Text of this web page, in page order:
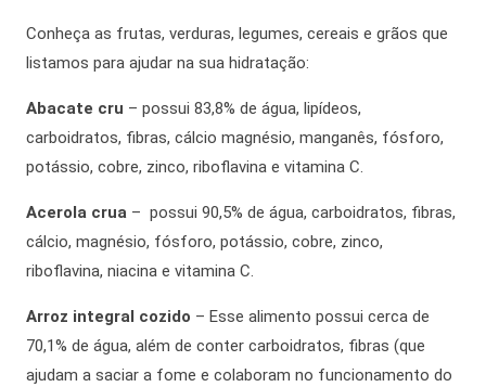
Conheça as frutas, verduras, legumes, cereais e grãos que
listamos para ajudar na sua hidratação:
Abacate cru – possui 83,8% de água, lipídeos,
carboidratos, fibras, cálcio magnésio, manganês, fósforo,
potássio, cobre, zinco, riboflavina e vitamina C.
Acerola crua – possui 90,5% de água, carboidratos, fibras,
cálcio, magnésio, fósforo, potássio, cobre, zinco,
riboflavina, niacina e vitamina C.
Arroz integral cozido – Esse alimento possui cerca de
70,1% de água, além de conter carboidratos, fibras (que
ajudam a saciar a fome e colaboram no funcionamento do